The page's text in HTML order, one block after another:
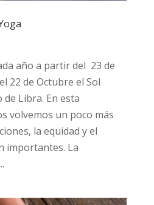
año a partir del 23 de
22 de Octubre el Sol
Libra. En esta
volvemos un poco más
la equidad y el
importantes. La